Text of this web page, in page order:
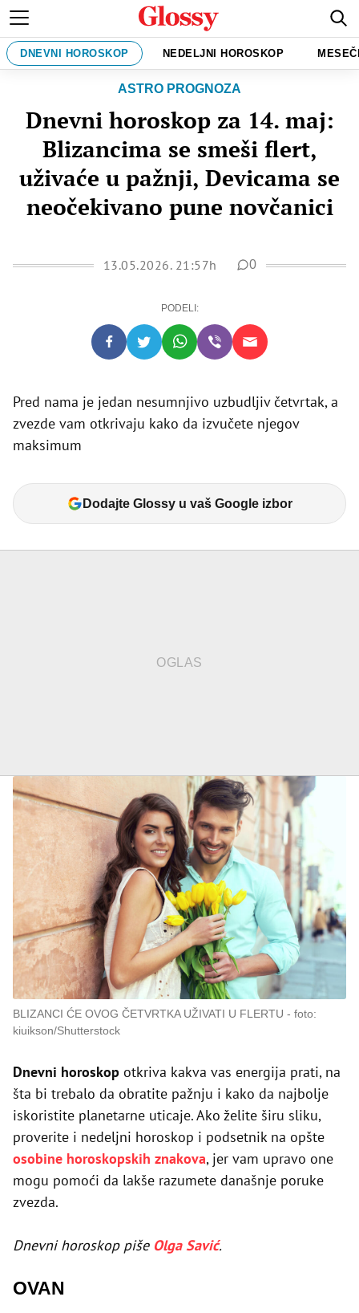
DNEVNI HOROSKOP NEDELJNI HOROSKOP
ASTRO PROGNOZA
Dnevni horoskop za 14. maj:
Blizancima se smeši flert,
uživaće u pažnji, Devicama se
neočekivano pune novčanici
13.05.2026. 21:57h 0
PODELI:
Pred nama je jedan nesumnjivo uzbudljiv četvrtak, a
zvezde vam otkrivaju kako da izvučete njegov
maksimum
Dodajte Glossy u vaš Google izbor
BLIZANCI ĆE OVOG ČETVRTKA UŽIVATI U FLERTU
foto:
kiuikson/Shutterstock
Dnevni horoskop otkriva kakva vas energija prati, na
šta bi trebalo da obratite pažnju i kako da najbolje
iskoristite planetarne uticaje. Ako želite širu sliku,
proverite i nedeljni horoskop i podsetnik na opšte
osobine horoskopskih znakova, jer vam upravo one
mogu pomoći da lakše razumete današnje poruke
zvezda.
Dnevni horoskop piše Olga Savić.
OVAN